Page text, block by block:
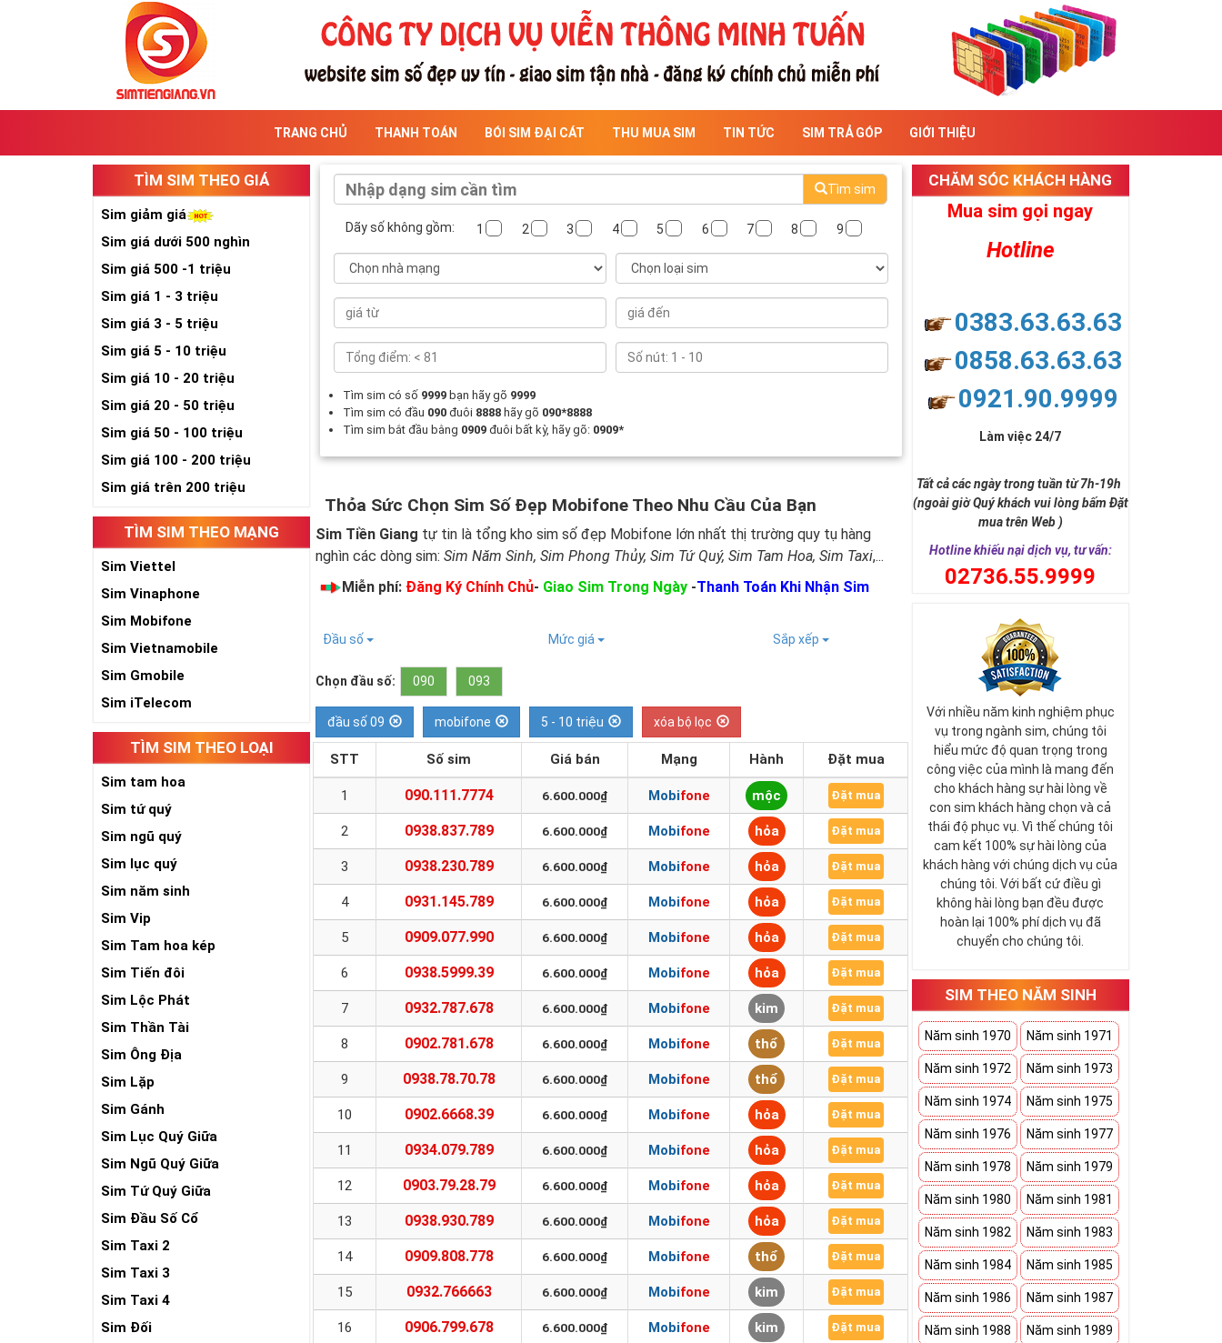
TRANG CHỦ THANH TOÁN BÓI SIM ĐẠI CÁT THU MUA SIM TIN TỨC SIM TRẢ GÓP GIỚI THIỆU
TÌM SIM THEO GIÁ
Sim giảm giá
Sim giá dưới 500 nghìn
Sim giá 500 -1 triệu
Sim giá 1 - 3 triệu
Sim giá 3 - 5 triệu
Sim giá 5 - 10 triệu
Sim giá 10 - 20 triệu
Sim giá 20 - 50 triệu
Sim giá 50 - 100 triệu
Sim giá 100 - 200 triệu
Sim giá trên 200 triệu
TÌM SIM THEO MẠNG
Sim Viettel
Sim Vinaphone
Sim Mobifone
Sim Vietnamobile
Sim Gmobile
Sim iTelecom
TÌM SIM THEO LOẠI
Sim tam hoa
Sim tứ quý
Sim ngũ quý
Sim lục quý
Sim năm sinh
Sim Vip
Sim Tam hoa kép
Sim Tiến đôi
Sim Lộc Phát
Sim Thần Tài
Sim Ông Địa
Sim Lặp
Sim Gánh
Sim Lục Quý Giữa
Sim Ngũ Quý Giữa
Sim Tứ Quý Giữa
Sim Đầu Số Cổ
Sim Taxi 2
Sim Taxi 3
Sim Taxi 4
Sim Đối
Tìm sim
Dãy số không gồm: 1 2 3 4 5 6 7 8 9
Tìm sim có số 9999 bạn hãy gõ 9999
Tìm sim có đầu 090đuôi 8888 hãy gõ 090*8888
Tìm sim bắt đầu bằng 0909 đuôi bất kỳ, hãy gõ: 0909*
Thỏa Sức Chọn Sim Số Đẹp Mobifone Theo Nhu Cầu Của Bạn
Sim Tiền Giang tự tin là tổng kho sim số đẹp Mobifone lớn nhất thị trường quy tụ hàng
nghìn các dòng sim:Sim Năm Sinh, Sim Phong Thủy, Sim Tứ Quý, Sim Tam Hoa, Sim Taxi,...
Miễn phí: Đăng Ký Chính Chủ- Giao Sim Trong Ngày -Thanh Toán Khi Nhận Sim
Đầu số Mức giá Sắp xếp
Chọn đầu số: 090 093
đầu số 09 mobifone 5 - 10 triệu xóa bộ lọc
STT Số sim Giá bán Mạng Hành Đặt mua
1 090.111.7774 6.600.000₫ Mobifone mộc Đặt mua
2 0938.837.789 6.600.000₫ Mobifone hỏa Đặt mua
3 0938.230.789 6.600.000₫ Mobifone hỏa Đặt mua
4 0931.145.789 6.600.000₫ Mobifone hỏa Đặt mua
5 0909.077.990 6.600.000₫ Mobifone hỏa Đặt mua
6 0938.5999.39 6.600.000₫ Mobifone hỏa Đặt mua
7 0932.787.678 6.600.000₫ Mobifone kim Đặt mua
8 0902.781.678 6.600.000₫ Mobifone thổ Đặt mua
9 0938.78.70.78 6.600.000₫ Mobifone thổ Đặt mua
10 0902.6668.39 6.600.000₫ Mobifone hỏa Đặt mua
11 0934.079.789 6.600.000₫ Mobifone hỏa Đặt mua
12 0903.79.28.79 6.600.000₫ Mobifone hỏa Đặt mua
13 0938.930.789 6.600.000₫ Mobifone hỏa Đặt mua
14 0909.808.778 6.600.000₫ Mobifone thổ Đặt mua
15 0932.766663 6.600.000₫ Mobifone kim Đặt mua
16 0906.799.678 6.600.000₫ Mobifone kim Đặt mua
CHĂM SÓC KHÁCH HÀNG
Mua sim gọi ngay
Hotline
0383.63.63.63
0858.63.63.63
0921.90.9999
Làm việc 24/7
Tất cả các ngày trong tuần từ 7h-19h
(ngoài giờ Quý khách vui lòng bấm Đặt
mua trên Web )
Hotline khiếu nại dịch vụ, tư vấn:
02736.55.9999
Với nhiều năm kinh nghiệm phục
vụ trong ngành sim, chúng tôi
hiểu mức độ quan trọng trong
công việc của mình là mang đến
cho khách hàng sự hài lòng về
con sim khách hàng chọn và cả
thái độ phục vụ. Vì thế chúng tôi
cam kết 100% sự hài lòng của
khách hàng với chúng dịch vụ của
chúng tôi. Với bất cứ điều gì
không hài lòng bạn đều được
hoàn lại 100% phí dịch vụ đã
chuyển cho chúng tôi.
SIM THEO NĂM SINH
Năm sinh 1970 Năm sinh 1971
Năm sinh 1972 Năm sinh 1973
Năm sinh 1974 Năm sinh 1975
Năm sinh 1976 Năm sinh 1977
Năm sinh 1978 Năm sinh 1979
Năm sinh 1980 Năm sinh 1981
Năm sinh 1982 Năm sinh 1983
Năm sinh 1984 Năm sinh 1985
Năm sinh 1986 Năm sinh 1987
Năm sinh 1988 Năm sinh 1989